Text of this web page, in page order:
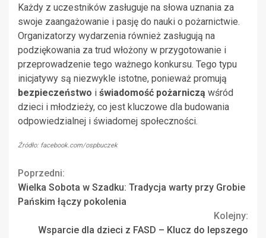
Każdy z uczestników zasługuje na słowa uznania za
swoje zaangażowanie i pasję do nauki o pożarnictwie.
Organizatorzy wydarzenia również zasługują na
podziękowania za trud włożony w przygotowanie i
przeprowadzenie tego ważnego konkursu. Tego typu
inicjatywy są niezwykle istotne, ponieważ promują
bezpieczeństwo i świadomość pożarniczą wśród
dzieci i młodzieży, co jest kluczowe dla budowania
odpowiedzialnej i świadomej społeczności.
Źródło: facebook.com/ospbuczek
Continue
Reading
Poprzedni:
Wielka Sobota w Szadku: Tradycja warty przy Grobie
Pańskim łączy pokolenia
Kolejny:
Wsparcie dla dzieci z FASD – Klucz do lepszego